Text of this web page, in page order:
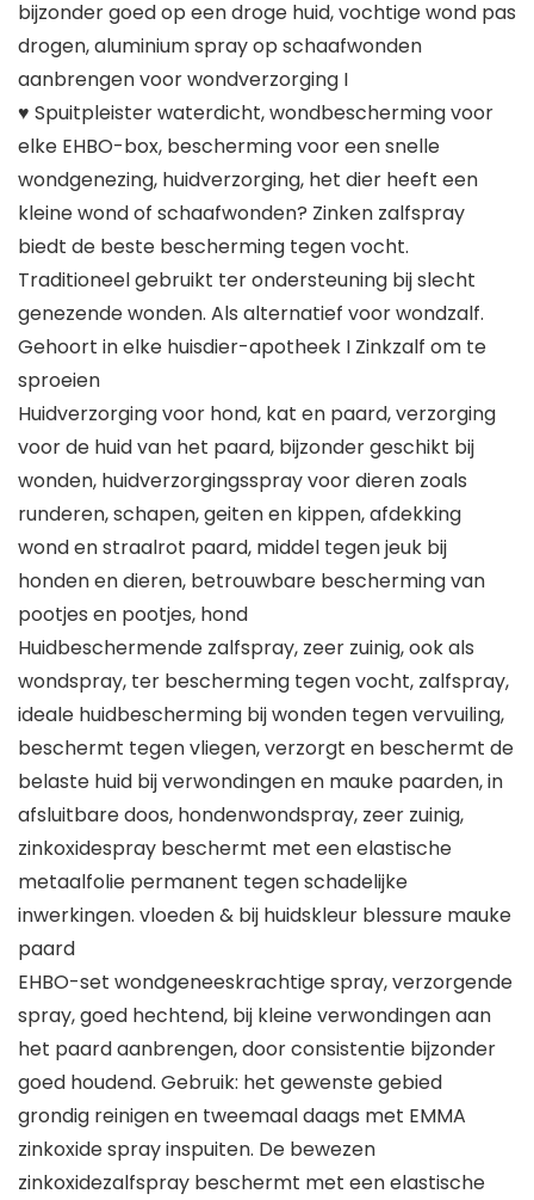
bijzonder goed op een droge huid, vochtige wond pas
drogen, aluminium spray op schaafwonden
aanbrengen voor wondverzorging I
♥ Spuitpleister waterdicht, wondbescherming voor
elke EHBO-box, bescherming voor een snelle
wondgenezing, huidverzorging, het dier heeft een
kleine wond of schaafwonden? Zinken zalfspray
biedt de beste bescherming tegen vocht.
Traditioneel gebruikt ter ondersteuning bij slecht
genezende wonden. Als alternatief voor wondzalf.
Gehoort in elke huisdier-apotheek I Zinkzalf om te
sproeien
Huidverzorging voor hond, kat en paard, verzorging
voor de huid van het paard, bijzonder geschikt bij
wonden, huidverzorgingsspray voor dieren zoals
runderen, schapen, geiten en kippen, afdekking
wond en straalrot paard, middel tegen jeuk bij
honden en dieren, betrouwbare bescherming van
pootjes en pootjes, hond
Huidbeschermende zalfspray, zeer zuinig, ook als
wondspray, ter bescherming tegen vocht, zalfspray,
ideale huidbescherming bij wonden tegen vervuiling,
beschermt tegen vliegen, verzorgt en beschermt de
belaste huid bij verwondingen en mauke paarden, in
afsluitbare doos, hondenwondspray, zeer zuinig,
zinkoxidespray beschermt met een elastische
metaalfolie permanent tegen schadelijke
inwerkingen. vloeden & bij huidskleur blessure mauke
paard
EHBO-set wondgeneeskrachtige spray, verzorgende
spray, goed hechtend, bij kleine verwondingen aan
het paard aanbrengen, door consistentie bijzonder
goed houdend. Gebruik: het gewenste gebied
grondig reinigen en tweemaal daags met EMMA
zinkoxide spray inspuiten. De bewezen
zinkoxidezalfspray beschermt met een elastische